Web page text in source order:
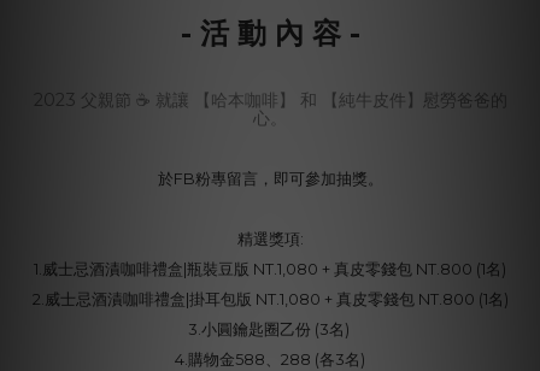
- 活 動 內 容 -
2023 父親節 ☕ 就讓 【哈本咖啡】 和 【純牛皮件】慰勞爸爸的
心。
於FB粉專留言，即可參加抽獎。
精選獎項:
1.威士忌酒漬咖啡禮盒|瓶裝豆版 NT.1,080 + 真皮零錢包 NT.800 (1名)
2.威士忌酒漬咖啡禮盒|掛耳包版 NT.1,080 + 真皮零錢包 NT.800 (1名)
3.小圓鑰匙圈乙份 (3名)
4.購物金588、288 (各3名)